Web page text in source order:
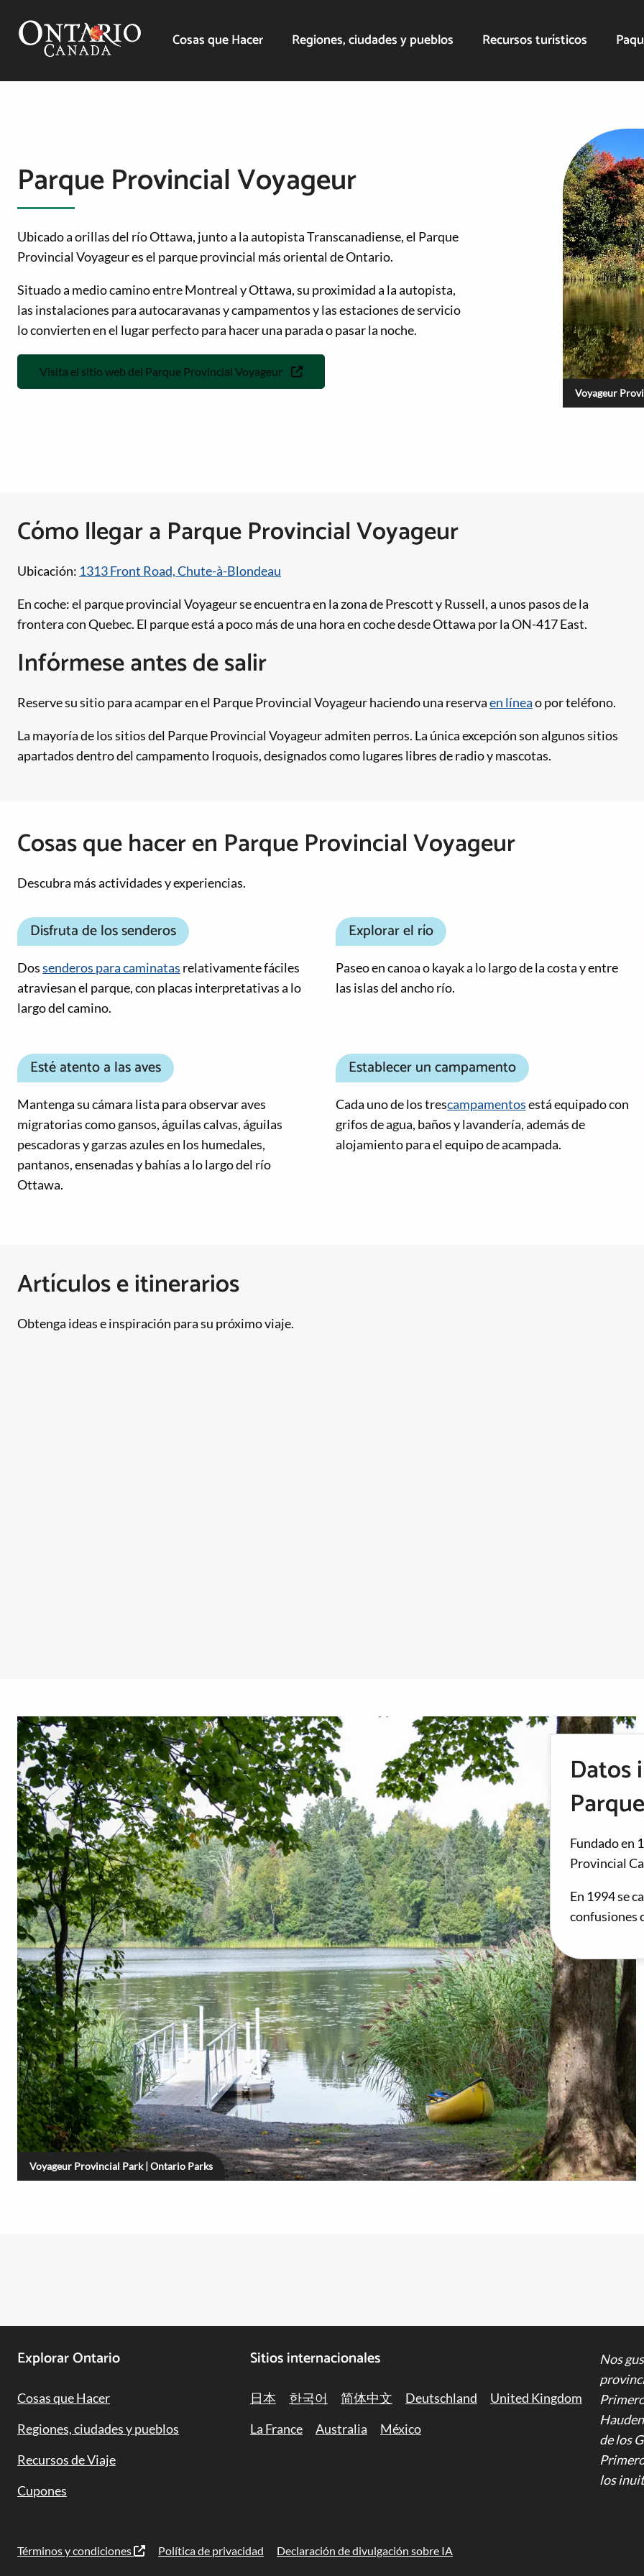
Cosas que Hacer Regiones, ciudades y pueblos Recursos turísticos
Parque Provincial Voyageur
Ubicado a orillas del río Ottawa, junto a la autopista Transcanadiense, el Parque
Provincial Voyageur es el parque provincial más oriental de Ontario.
Situado a medio camino entre Montreal y Ottawa, su proximidad a la autopista,
las instalaciones para autocaravanas y campamentos y las estaciones de servicio
lo convierten en el lugar perfecto para hacer una parada o pasar la noche.
Visita el sitio web del Parque Provincial Voyageur
Voyageur
Cómo llegar a Parque Provincial Voyageur
Ubicación: 1313 Front Road, Chute-à-Blondeau
En coche: el parque provincial Voyageur se encuentra en la zona de Prescott y Russell, a unos pasos de la
frontera con Quebec. El parque está a poco más de una hora en coche desde Ottawa por la ON-417 East.
Infórmese antes de salir
Reserve su sitio para acampar en el Parque Provincial Voyageur haciendo una reservaen líneao por teléfono.
La mayoría de los sitios del Parque Provincial Voyageur admiten perros. La única excepción son algunos sitios
apartados dentro del campamento Iroquois, designados como lugares libres de radio y mascotas.
Cosas que hacer en Parque Provincial Voyageur
Descubra más actividades y experiencias.
Disfruta de los senderos
Dossenderos para caminatas relativamente fáciles
atraviesan el parque, con placas interpretativas a lo
largo del camino.
Explorar el río
Paseo en canoa o kayak a lo largo de la costa y entre
las islas del ancho río.
Esté atento a las aves
Mantenga su cámara lista para observar aves
migratorias como gansos, águilas calvas, águilas
pescadoras y garzas azules en los humedales,
pantanos, ensenadas y bahías a lo largo del río
Ottawa.
Establecer un campamento
Cada uno de los trescampamentosestá equipado con
grifos de agua, baños y lavandería, además de
alojamiento para el equipo de acampada.
Artículos e itinerarios
Obtenga ideas e inspiración para su próximo viaje.
Voyageur Provincial Park | Ontario Parks
Datos
Fundado en
Provincial
En 1994 se
confusiones
Footer
Navigation
Explorar Ontario
Cosas que Hacer
Regiones, ciudades y pueblos
Recursos de Viaje
Cupones
Sitios internacionales
日本 한국어 简体中文 Deutschland
United Kingdom
La France
Australia México
Nos
de los
los
Términos y condiciones Política de privacidad Declaración de divulgación sobre IA